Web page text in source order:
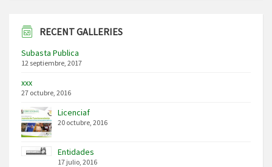
RECENT GALLERIES
Subasta Publica
12 septiembre, 2017
xxx
27 octubre, 2016
Licenciaf
20 octubre, 2016
Entidades
17 julio, 2016